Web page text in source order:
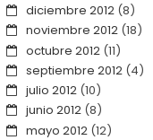
diciembre 2012(8)
noviembre 2012(18)
octubre 2012(11)
septiembre 2012(4)
julio 2012(10)
junio 2012(8)
mayo 2012(12)